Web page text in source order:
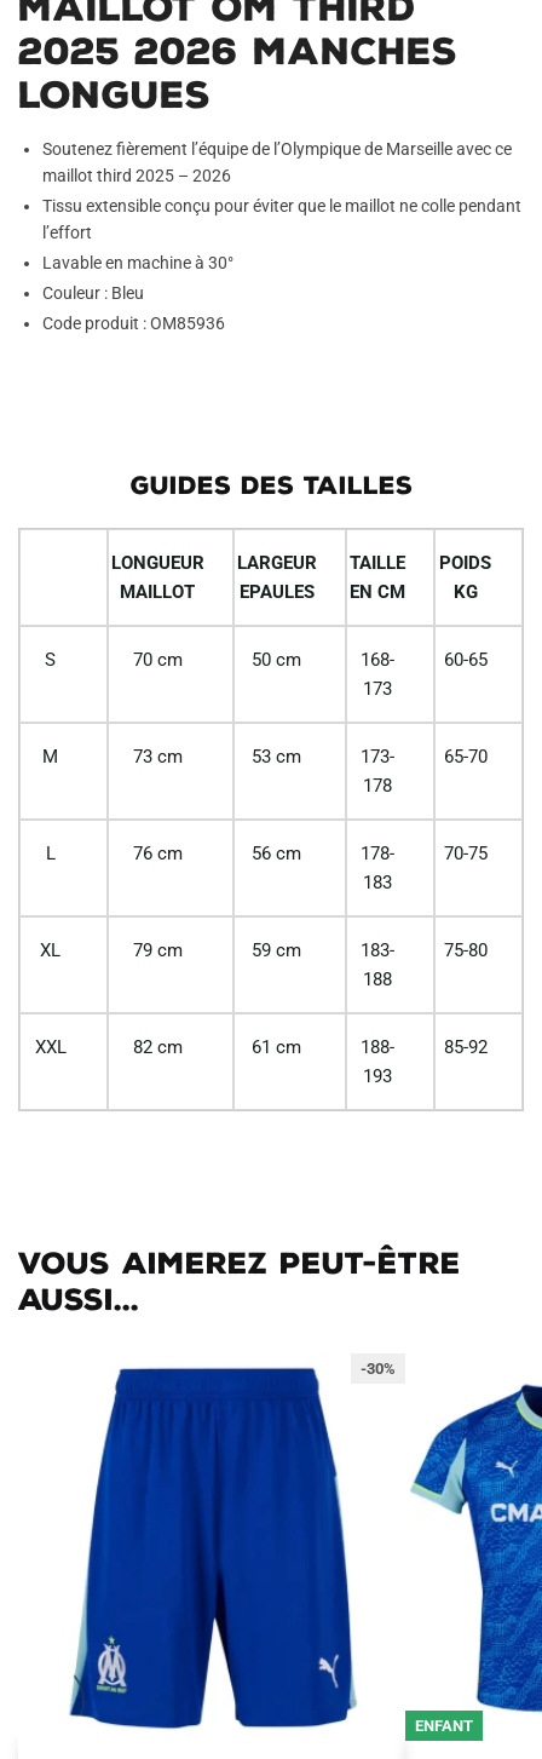
2025 2026 Manches
Longues
Soutenez fièrement l’équipe de l’Olympique de Marseille avec ce
maillot third 2025 – 2026
Tissu extensible conçu pour éviter que le maillot ne colle pendant
l’effort
Lavable en machine à 30°
Couleur : Bleu
Code produit : OM85936
GUIDES DES TAILLES
LONGUEUR
MAILLOT
LARGEUR
EPAULES
TAILLE
EN CM
POIDS
KG
S 70 cm 50 cm
168-
173
60-65
M 73 cm 53 cm
173-
178
65-70
L 76 cm 56 cm
178-
183
70-75
XL 79 cm 59 cm
183-
188
75-80
XXL 82 cm 61 cm
188-
193
85-92
Vous aimerez peut-être
aussi...
-30%
ENFANT